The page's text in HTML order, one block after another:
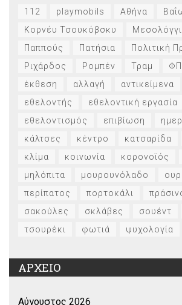
112 playmobils Αθήνα
Κορνέυ Τσουκόβσκυ
Μεσολόγγι
Παππούς
Πατήσια
Πολιτική
Ριχάρδος
Ρομπέν Τραμ
έκθεση
αλλαγή αντικείμενα
εθελοντής
εθελοντική εργασία
εθελοντισμός
επιβίωση
κάλτσες
κέντρο κατσαρίδα
κλίμα
κοινωνία κορονοϊός
μηλόπιτα
μουρουνόλαδο
περίπατος
πορτοκάλι
σακούλες
σκλάβες σουέντ
τσουρέκι
φωτιά ψυχολογία
ΑΡΧΕΙΟ
Αύγουστος 2026